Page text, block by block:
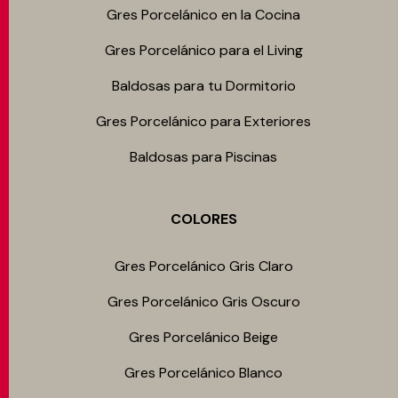
Gres Porcelánico en la Cocina
Gres Porcelánico para el Living
Baldosas para tu Dormitorio
Gres Porcelánico para Exteriores
Baldosas para Piscinas
COLORES
Gres Porcelánico Gris Claro
Gres Porcelánico Gris Oscuro
Gres Porcelánico Beige
Gres Porcelánico Blanco